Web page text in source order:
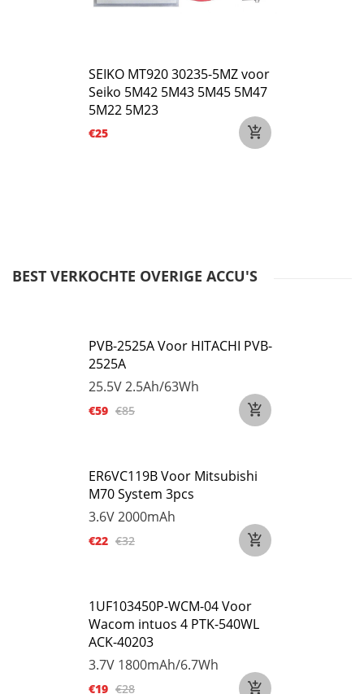
SEIKO MT920 30235-5MZ voor
Seiko 5M42 5M43 5M45 5M47
5M22 5M23
€25
BEST VERKOCHTE OVERIGE ACCU'S
PVB-2525A Voor HITACHI PVB-
2525A
25.5V2.5Ah/63Wh
€59 €85
ER6VC119B Voor Mitsubishi
M70 System 3pcs
3.6V2000mAh
€22 €32
1UF103450P-WCM-04 Voor
Wacom intuos 4 PTK-540WL
ACK-40203
3.7V 1800mAh/6.7Wh
€19 €28